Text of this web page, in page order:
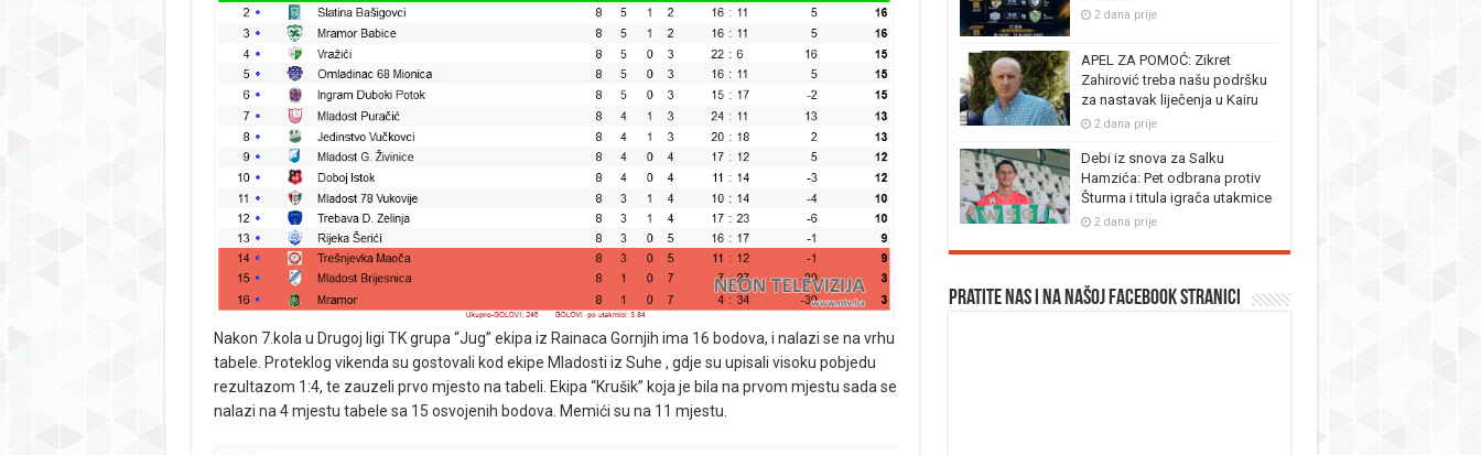
Nakon 7.kola u Drugoj ligi TK grupa “Jug” ekipa iz Rainaca Gornjih ima 16 bodova, i nalazi se na vrhu
tabele. Proteklog vikenda su gostovali kod ekipe Mladosti iz Suhe , gdje su upisali visoku pobjedu
rezultazom 1:4, te zauzeli prvo mjesto na tabeli. Ekipa “Krušik” koja je bila na prvom mjestu sada se
nalazi na 4 mjestu tabele sa 15 osvojenih bodova. Memići su na 11 mjestu.
2 dana prije
APEL ZA POMOĆ: Zikret
Zahirović treba našu podršku
za nastavak liječenja u Kairu
2 dana prije
Debi iz snova za Salku
Hamzića: Pet odbrana protiv
Šturma i titula igrača utakmice
2 dana prije
Pratite nas i na našoj facebook stranici